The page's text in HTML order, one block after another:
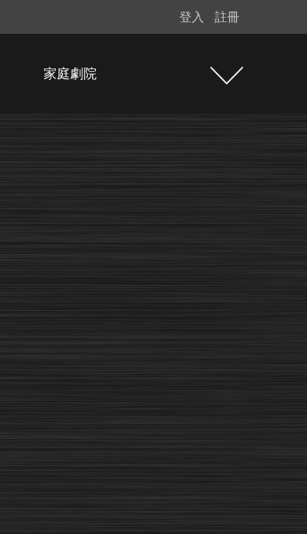
登入 註冊
家庭劇院